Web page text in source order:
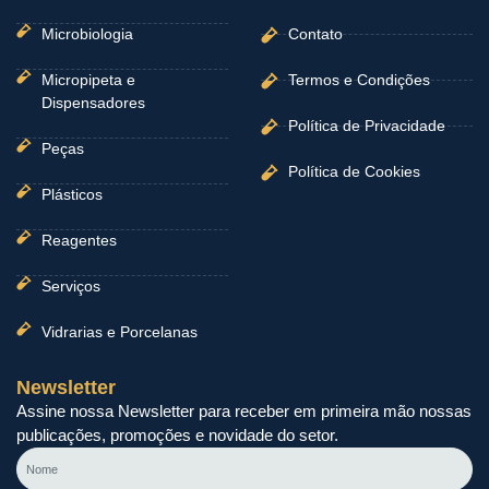
Microbiologia
Micropipeta e
Dispensadores
Peças
Plásticos
Reagentes
Serviços
Vidrarias e Porcelanas
Contato
Termos e Condições
Política de Privacidade
Política de Cookies
Newsletter
Assine nossa Newsletter para receber em primeira mão nossas
publicações, promoções e novidade do setor.
Nome